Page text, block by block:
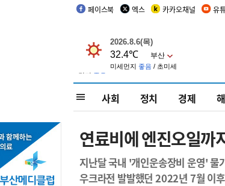
페이스북 엑스 카카오채널 유
사회 정치 경제
연료비에 엔진오일
지난달 국내 '개인운송장비 운영' 물
우크라전 발발했던 2022년 7월 이